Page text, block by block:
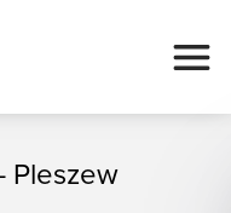
Pleszew